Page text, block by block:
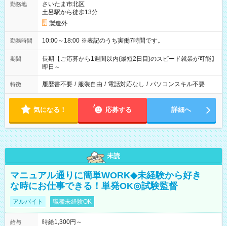
勤務地
さいたま市北区
土呂駅から徒歩13分
製造外
勤務時間 10:00～18:00 ※表記のうち実働7時間です。
期間
長期【ご応募から1週間以内(最短2日目)のスピード就業が可能】
即日～
特徴 履歴書不要 / 服装自由 / 電話対応なし / パソコンスキル不要
気になる！ 応募する 詳細へ
未読
マニュアル通りに簡単WORK◆未経験から好き
な時にお仕事できる！単発OK◎試験監督
アルバイト 職種未経験OK
給与
時給1,300円～